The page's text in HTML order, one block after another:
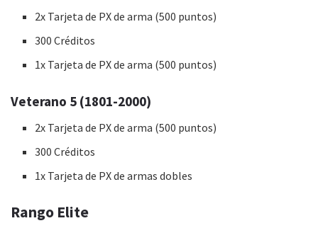
2x Tarjeta de PX de arma (500 puntos)
300 Créditos
1x Tarjeta de PX de arma (500 puntos)
Veterano 5 (1801-2000)
2x Tarjeta de PX de arma (500 puntos)
300 Créditos
1x Tarjeta de PX de armas dobles
Rango Elite